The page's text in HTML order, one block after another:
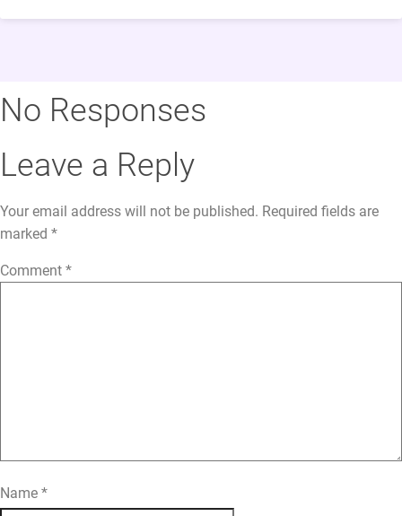
No Responses
Leave a Reply
Your email address will not be published. Required fields are
marked *
Comment *
Name *